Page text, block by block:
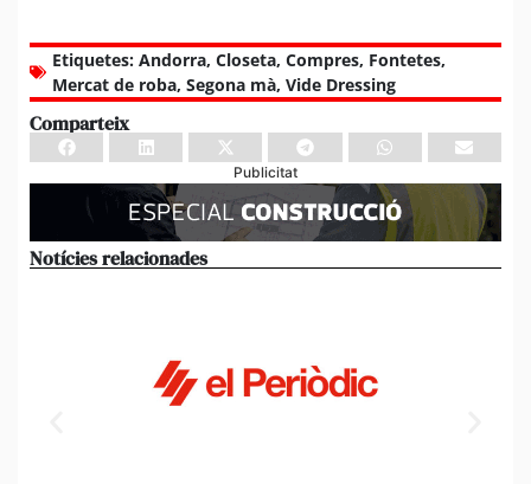
Etiquetes: Andorra, Closeta, Compres, Fontetes,
Mercat de roba, Segona mà, Vide Dressing
Comparteix
Publicitat
Notícies relacionades